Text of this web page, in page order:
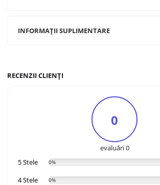
INFORMAȚII SUPLIMENTARE
RECENZII CLIENȚI
0
evaluări 0
5 Stele
0%
4 Stele 0%